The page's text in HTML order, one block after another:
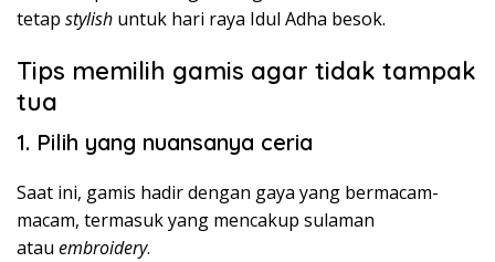
r
s
!
tetap stylish untuk hari raya Idul Adha besok.
Tips memilih gamis agar tidak tampak
tua
1. Pilih yang nuansanya ceria
Saat ini, gamis hadir dengan gaya yang bermacam-
macam, termasuk yang mencakup sulaman
atau embroidery.